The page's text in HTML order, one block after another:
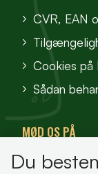
CVR, EAN
Cookies på
Sådan
MØD OS PÅ
Du